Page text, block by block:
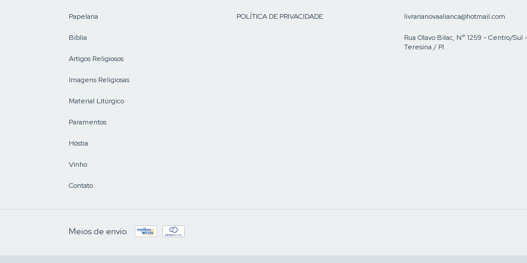
Papelaria
Bíblia
Artigos Religiosos
Imagens Religiosas
Material Litúrgico
Paramentos
Hóstia
Vinho
Contato
POLÍTICA DE PRIVACIDADE livrarianovaalianca@hotmail.com
Rua Olavo Bilac, N° 1259 - Centro/Sul -
Teresina / PI
Meios de envio